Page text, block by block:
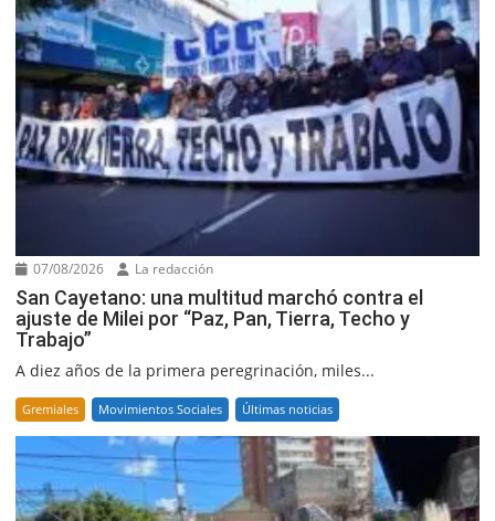
07/08/2026 La redacción
San Cayetano: una multitud marchó contra el
ajuste de Milei por “Paz, Pan, Tierra, Techo y
Trabajo”
A diez años de la primera peregrinación, miles...
Gremiales Movimientos Sociales Últimas noticias